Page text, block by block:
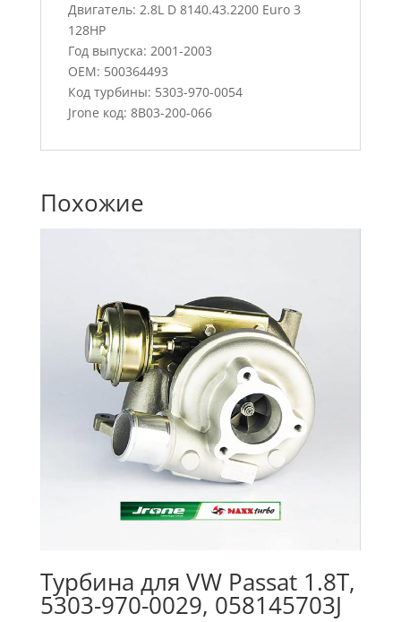
Двигатель: 2.8L D 8140.43.2200 Euro 3
128HP
Год выпуска: 2001-2003
OEM: 500364493
Код турбины: 5303-970-0054
Jrone код: 8B03-200-066
Похожие
Турбина для VW Passat 1.8T,
5303-970-0029, 058145703J